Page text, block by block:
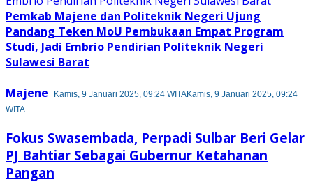
Pemkab Majene dan Politeknik Negeri Ujung
Pandang Teken MoU Pembukaan Empat Program
Studi, Jadi Embrio Pendirian Politeknik Negeri
Sulawesi Barat
Majene
Kamis, 9 Januari 2025, 09:24 WITAKamis, 9 Januari 2025, 09:24
WITA
Fokus Swasembada, Perpadi Sulbar Beri Gelar
PJ Bahtiar Sebagai Gubernur Ketahanan
Pangan